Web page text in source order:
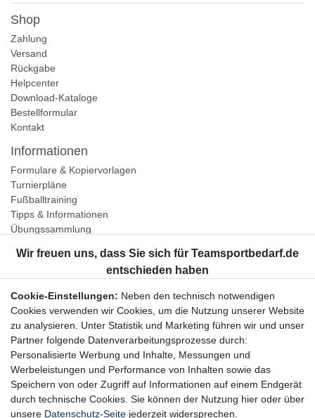
Shop
Zahlung
Versand
Rückgabe
Helpcenter
Download-Kataloge
Bestellformular
Kontakt
Informationen
Formulare & Kopiervorlagen
Turnierpläne
Fußballtraining
Tipps & Informationen
Übungssammlung
Unternehmen
Widerrufsrecht
Bestellung widerrufen
Datenschutzerklärung
AGB
Impressum
Newsletter
Cookie-Einstellungen: Neben den technisch notwendigen
Cookies verwenden wir Cookies, um die Nutzung unserer Website
zu analysieren. Unter Statistik und Marketing führen wir und unser
Partner folgende Datenverarbeitungsprozesse durch:
Personalisierte Werbung und Inhalte, Messungen und
Werbeleistungen und Performance von Inhalten sowie das
Speichern von oder Zugriff auf Informationen auf einem Endgerät
durch technische Cookies. Sie können der Nutzung hier oder über
unsere Datenschutz-Seite jederzeit widersprechen.